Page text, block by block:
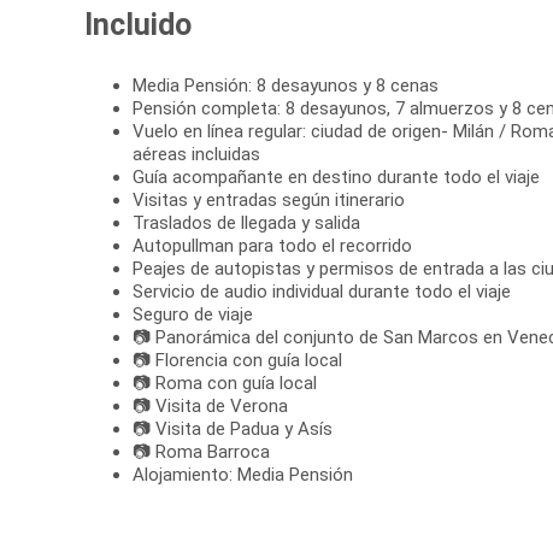
Incluido
Media Pensión: 8 desayunos y 8 cenas
Pensión completa: 8 desayunos, 7 almuerzos y 8
Vuelo en línea regular: ciudad de origen- Milán /
aéreas incluidas
Guía acompañante en destino durante todo el viaje
Visitas y entradas según itinerario
Traslados de llegada y salida
Autopullman para todo el recorrido
Peajes de autopistas y permisos de entrada a las
Servicio de audio individual durante todo el viaje
Seguro de viaje
📷 Panorámica del conjunto de San Marcos en
📷 Florencia con guía local
📷 Roma con guía local
📷 Visita de Verona
📷 Visita de Padua y Asís
📷 Roma Barroca
Alojamiento: Media Pensión